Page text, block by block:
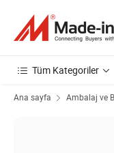
Tüm Kategoriler
Ana sayfa Ambalaj ve